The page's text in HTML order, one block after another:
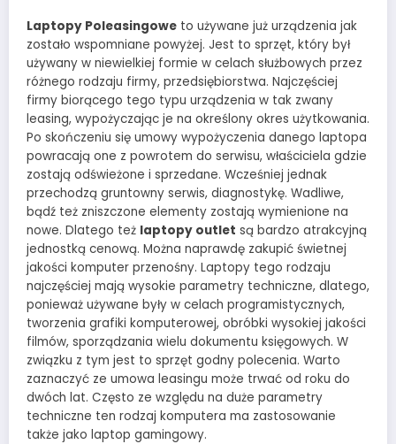
Laptopy Poleasingowe to używane już urządzenia jak
zostało wspomniane powyżej. Jest to sprzęt, który był
używany w niewielkiej formie w celach służbowych przez
różnego rodzaju firmy, przedsiębiorstwa. Najczęściej
firmy biorącego tego typu urządzenia w tak zwany
leasing, wypożyczając je na określony okres użytkowania.
Po skończeniu się umowy wypożyczenia danego laptopa
powracają one z powrotem do serwisu, właściciela gdzie
zostają odświeżone i sprzedane. Wcześniej jednak
przechodzą gruntowny serwis, diagnostykę. Wadliwe,
bądź też zniszczone elementy zostają wymienione na
nowe. Dlatego też laptopy outlet są bardzo atrakcyjną
jednostką cenową. Można naprawdę zakupić świetnej
jakości komputer przenośny. Laptopy tego rodzaju
najczęściej mają wysokie parametry techniczne, dlatego,
ponieważ używane były w celach programistycznych,
tworzenia grafiki komputerowej, obróbki wysokiej jakości
filmów, sporządzania wielu dokumentu księgowych. W
związku z tym jest to sprzęt godny polecenia. Warto
zaznaczyć ze umowa leasingu może trwać od roku do
dwóch lat. Często ze względu na duże parametry
techniczne ten rodzaj komputera ma zastosowanie
także jako laptop gamingowy.